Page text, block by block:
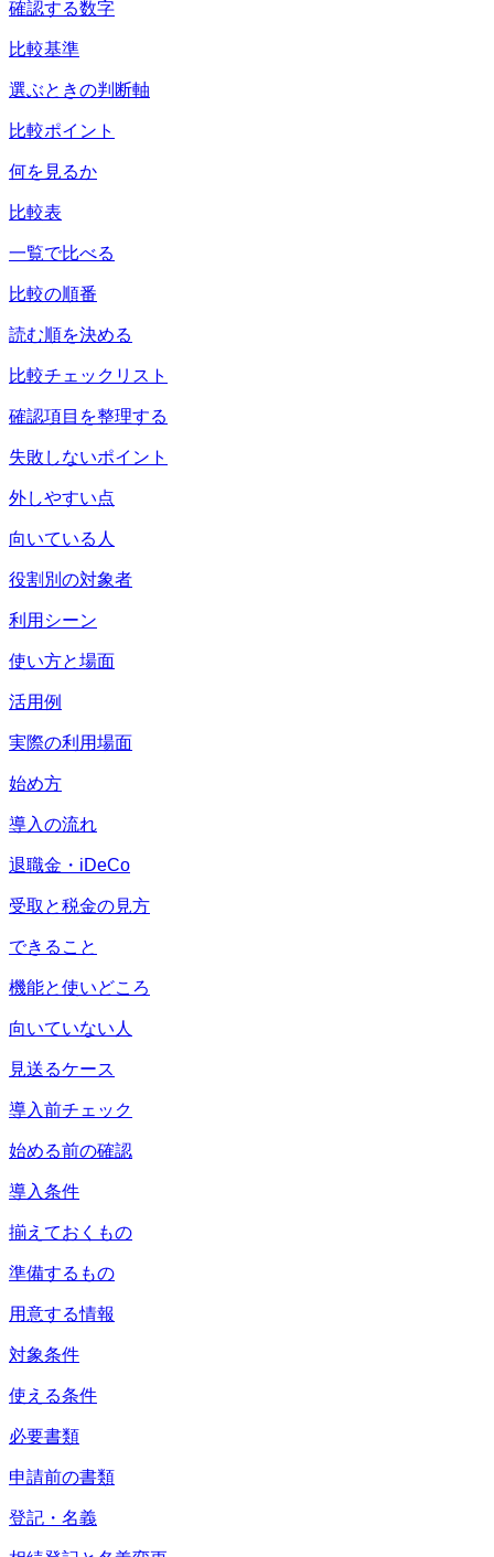
確認する数字
比較基準
選ぶときの判断軸
比較ポイント
何を見るか
比較表
一覧で比べる
比較の順番
読む順を決める
比較チェックリスト
確認項目を整理する
失敗しないポイント
外しやすい点
向いている人
役割別の対象者
利用シーン
使い方と場面
活用例
実際の利用場面
始め方
導入の流れ
退職金・iDeCo
受取と税金の見方
できること
機能と使いどころ
向いていない人
見送るケース
導入前チェック
始める前の確認
導入条件
揃えておくもの
準備するもの
用意する情報
対象条件
使える条件
必要書類
申請前の書類
登記・名義